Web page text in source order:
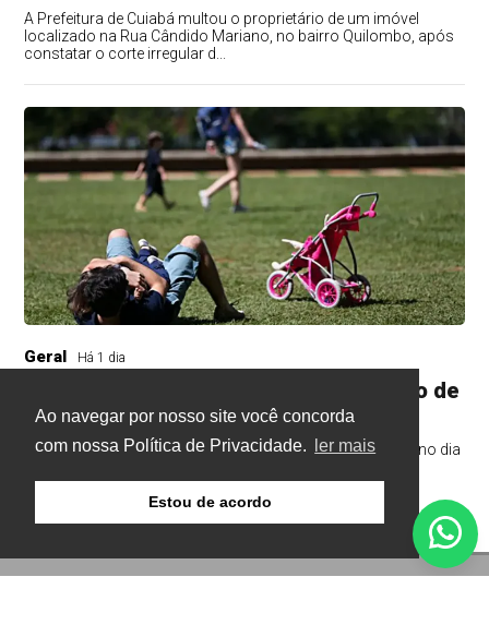
Ao navegar por nosso site você concorda
com nossa Política de Privacidade.
ler mais
Estou de acordo
A Prefeitura de Cuiabá multou o proprietário de um imóvel
localizado na Rua Cândido Mariano, no bairro Quilombo, após
constatar o corte irregular d...
Geral Há 1 dia
Pais estão menos presentes na criação de
filhos, aponta estudo
Brasileiro consolidou ideia de que o bom pai é o presente no dia